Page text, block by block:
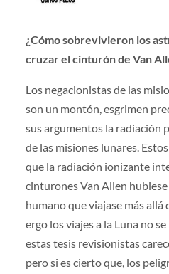
¿Cómo sobrevivieron los
cruzar el cinturón de Van
Los negacionistas de las
son un montón, esgrimen
sus argumentos la radiación
de las misiones lunares.
que la radiación ionizante
cinturones Van Allen
humano que viajase más
ergo los viajes a la Luna no
estas tesis revisionistas
pero si es cierto que, los